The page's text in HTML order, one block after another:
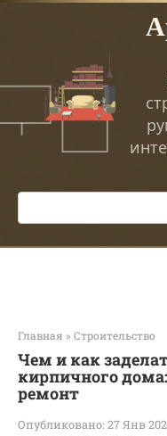
Перейти
Поиск:
Главная » Строительство
Чем и как
кирпичного
ремонт
Опубликовано: 27 Янв